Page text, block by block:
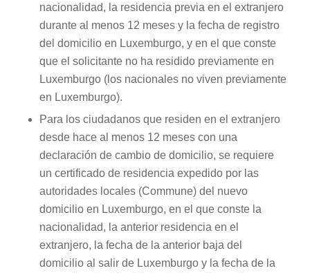
nacionalidad, la residencia previa en el extranjero
durante al menos 12 meses y la fecha de registro
del domicilio en Luxemburgo, y en el que conste
que el solicitante no ha residido previamente en
Luxemburgo (los nacionales no viven previamente
en Luxemburgo).
Para los ciudadanos que residen en el extranjero
desde hace al menos 12 meses con una
declaración de cambio de domicilio, se requiere
un certificado de residencia expedido por las
autoridades locales (Commune) del nuevo
domicilio en Luxemburgo, en el que conste la
nacionalidad, la anterior residencia en el
extranjero, la fecha de la anterior baja del
domicilio al salir de Luxemburgo y la fecha de la